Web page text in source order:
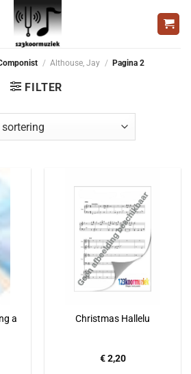
/ Althouse, Jay / Pagina 2
FILTER
a
Christmas Hallelu
€2,20